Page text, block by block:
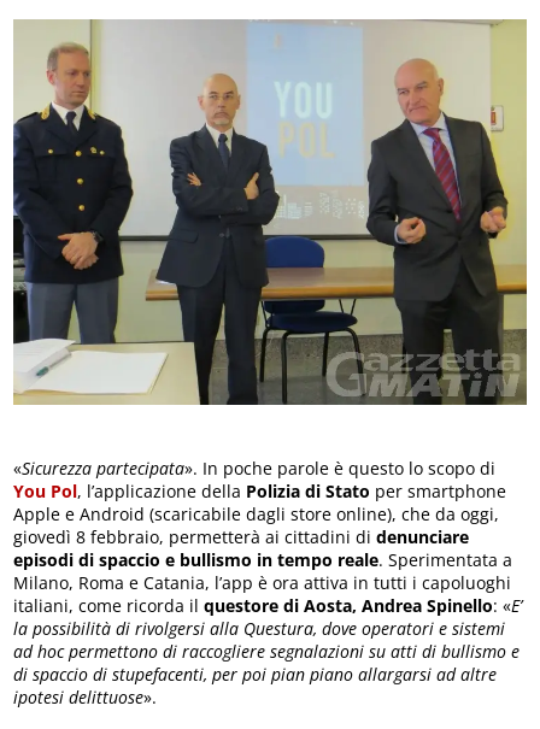
«Sicurezza partecipata». In poche parole è questo lo scopo di
You Pol, l’applicazione della Polizia di Stato per smartphone
Apple e Android (scaricabile dagli store online), che da oggi,
giovedì 8 febbraio, permetterà ai cittadini didenunciare
episodi di spaccio e bullismo in tempo reale. Sperimentata a
Milano, Roma e Catania, l’app è ora attiva in tutti i capoluoghi
italiani, come ricorda ilquestore di Aosta, Andrea Spinello: «E’
la possibilità di rivolgersi alla Questura, dove operatori e sistemi
ad hoc permettono di raccogliere segnalazioni su atti di bullismo e
di spaccio di stupefacenti, per poi pian piano allargarsi ad altre
ipotesi delittuose».